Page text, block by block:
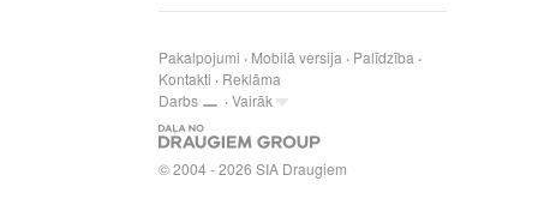
Pakalpojumi Mobilā versija
Palīdzība
Kontakti
Reklāma
Darbs
Vairāk
© 2004 - 2026 SIA Draugiem